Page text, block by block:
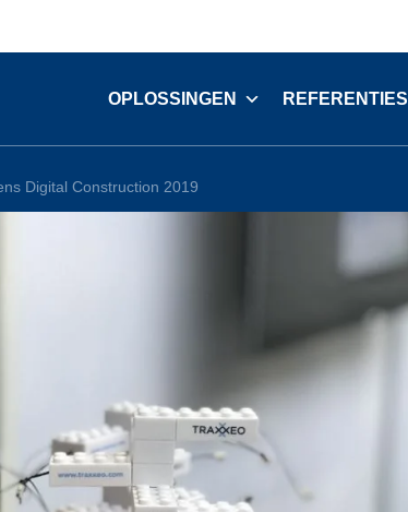
OPLOSSINGEN REFERENTIES
Digital Construction 2019